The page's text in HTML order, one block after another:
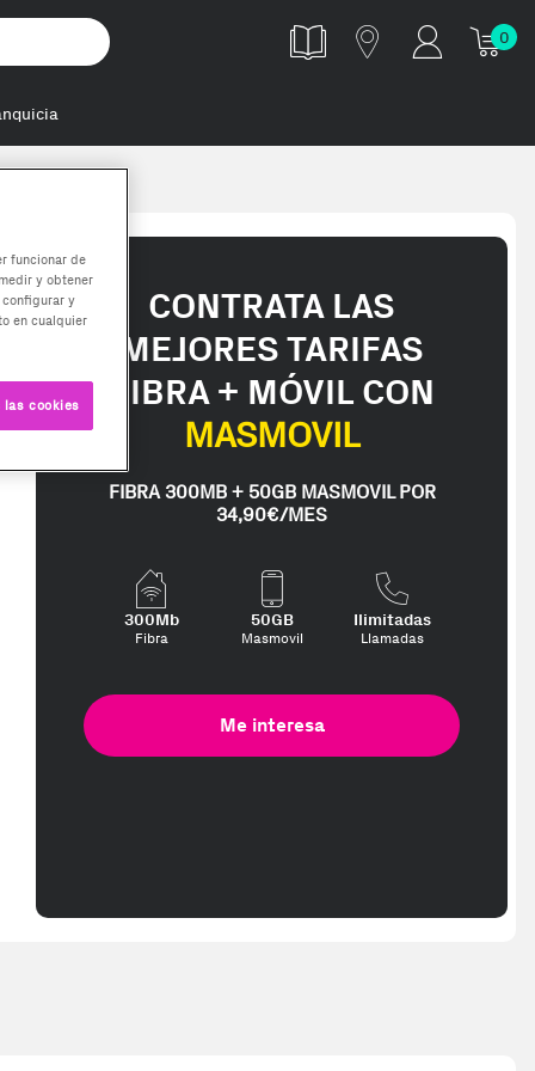
0
CONTRATA LAS
MEJORES TARIFAS
FIBRA + MÓVIL CON
MASMOVIL
FIBRA 300MB + 50GB MASMOVIL POR
34,90€/MES
300Mb
Fibra
50GB
Masmovil
Ilimitadas
Llamadas
Me interesa
funcionar de
y obtener
y
en cualquier
cookies